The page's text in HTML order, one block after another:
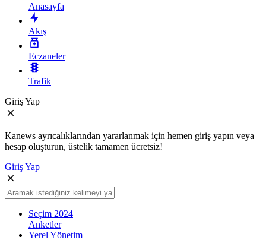
Anasayfa
Akış
Eczaneler
Trafik
Giriş Yap
Kanews ayrıcalıklarından yararlanmak için hemen giriş yapın veya
hesap oluşturun, üstelik tamamen ücretsiz!
Giriş Yap
Seçim 2024
Anketler
Yerel Yönetim